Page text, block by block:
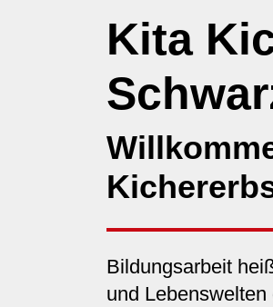
Kita
Bildungsarbeit
und